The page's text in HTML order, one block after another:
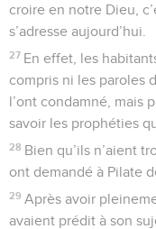
croire en notre Dieu,
s’adresse aujourd’hui.
27 En effet, les
compris ni les paroles
l’ont condamné, mais
savoir les prophéties
28 Bien qu’ils n’aient
ont demandé à Pilate
29 Après avoir
avaient prédit à son